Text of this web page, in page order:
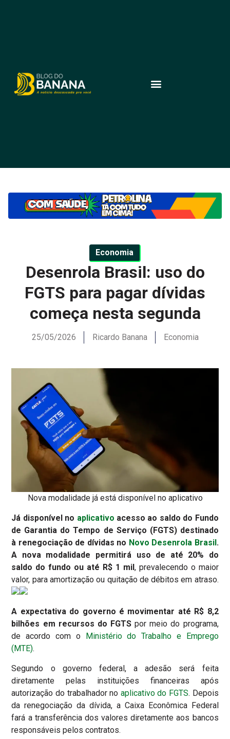
Economia
Desenrola Brasil: uso do
FGTS para pagar dívidas
começa nesta segunda
25/05/2026 Ricardo Banana Economia
Nova modalidade já está disponível no aplicativo
Já disponível no aplicativo acesso ao saldo do Fundo
de Garantia do Tempo de Serviço (FGTS) destinado
à renegociação de dívidas no Novo Desenrola Brasil.
A nova modalidade permitirá uso de até 20% do
saldo do fundo ou até R$ 1 mil, prevalecendo o maior
valor, para amortização ou quitação de débitos em atraso.
A expectativa do governo é movimentar até R$ 8,2
bilhões em recursos do FGTS por meio do programa,
de acordo com o
Ministério do Trabalho e Emprego
(MTE).
Segundo o governo federal, a adesão será feita
diretamente pelas instituições financeiras após
autorização do trabalhador no aplicativo do FGTS. Depois
da renegociação da dívida, a Caixa Econômica Federal
fará a transferência dos valores diretamente aos bancos
responsáveis pelos contratos.